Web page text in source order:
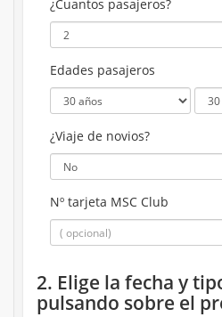
¿Cuantos pasajeros?
Edades pasajeros
¿Viaje de novios?
Nº tarjeta MSC Club
2. Elige la fecha y
pulsando sobre el